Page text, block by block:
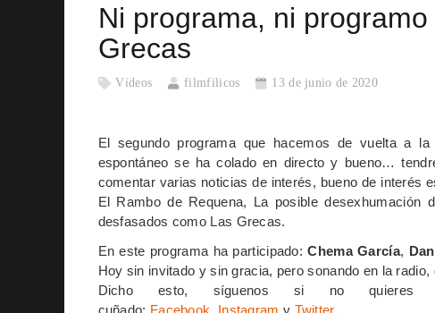
Ni programa, ni
Grecas
Vídeos filmfilicos 13 de junio de 2020
El segundo programa que hacemos de vuelta a
espontáneo se ha colado en directo y bueno…
comentar varias noticias de interés, bueno de interés
El Rambo de Requena, La posible
desfasados como Las Grecas.
En este programa ha participado:Chema García,
Hoy sin invitado y sin gracia, pero sonando en la radio,
Dicho esto, síguenos si no quieres
cuñado: Facebook, Instagram y Twitter.